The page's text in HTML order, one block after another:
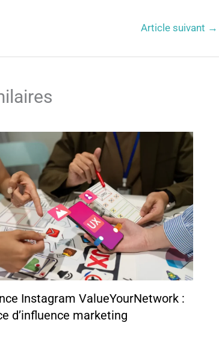
Article suivant →
Instagram ValueYourNetwork :
d’influence marketing